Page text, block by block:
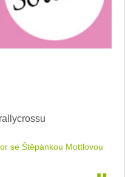
se Štěpánkou Mottlovou